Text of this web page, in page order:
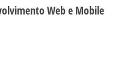
Web e Mobile